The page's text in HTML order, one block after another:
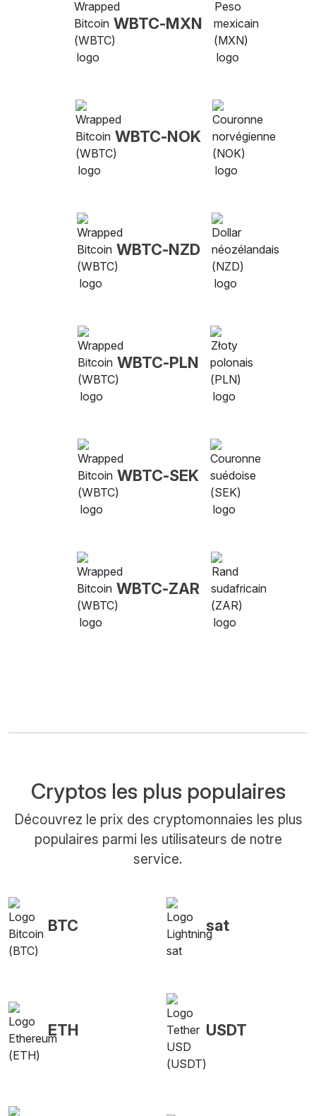
WBTC-MXN
WBTC-NOK
WBTC-NZD
WBTC-PLN
WBTC-SEK
WBTC-ZAR
Cryptos les plus populaires
Découvrez le prix des cryptomonnaies les plus
populaires parmi les utilisateurs de notre
service.
BTC sat
ETH USDT